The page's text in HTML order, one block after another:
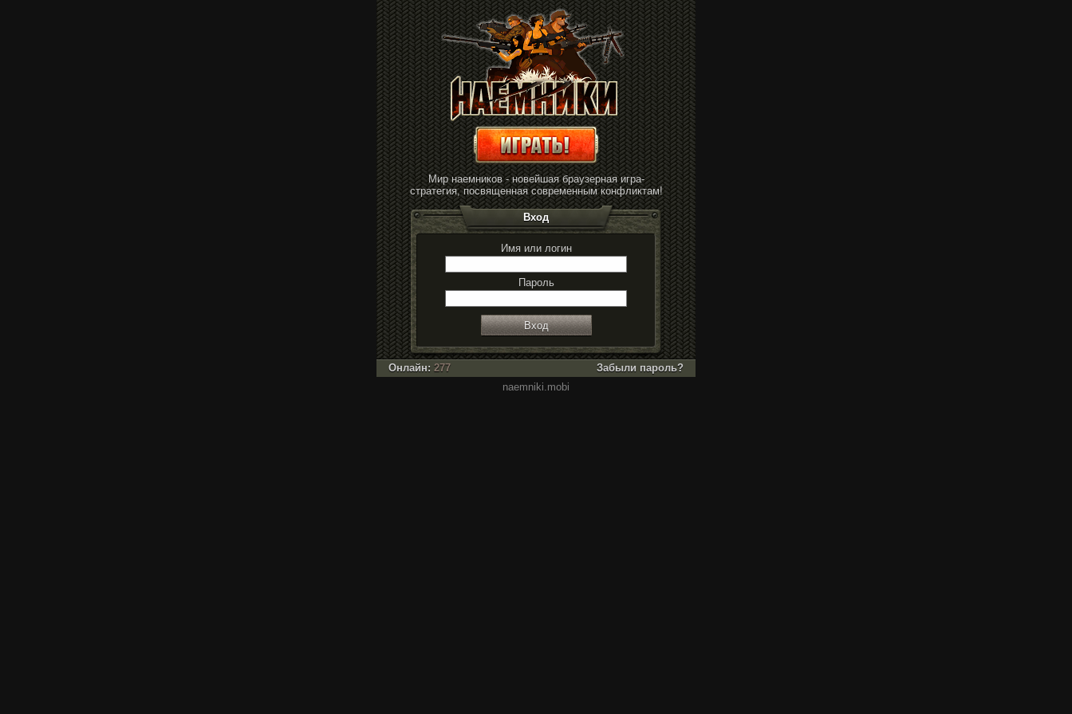
Мир наемников - новейшая браузерная игра-
стратегия, посвященная современным конфликтам!
Вход
Имя или логин
Пароль
Онлайн: 277
Забыли пароль?
naemniki.mobi